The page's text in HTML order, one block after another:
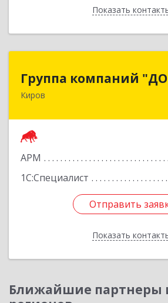
ПоказатьНазад
Группа компаний
Киров
АРМ
1С:Специалист
Отправить
Показать
Группа
610017, Кировская обл,
Отправить
Назад
Ближайшие партнеры